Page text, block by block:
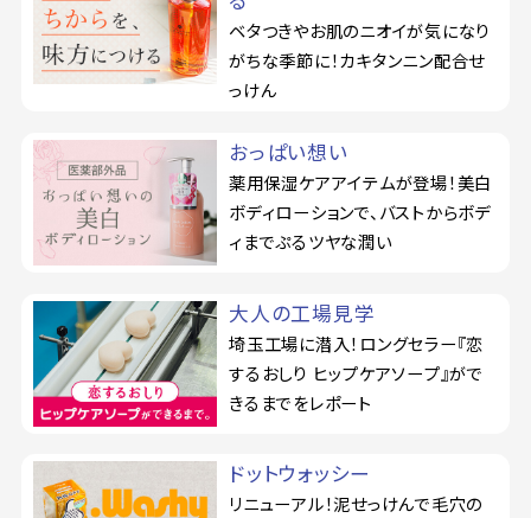
ベタつきやお肌のニオイが気になり
がちな季節に！カキタンニン配合せ
っけん
おっぱい想い
薬用保湿ケアアイテムが登場！美白
ボディローションで、バストからボデ
ィまでぷるツヤな潤い
大人の工場見学
埼玉工場に潜入！ロングセラー『恋
するおしり ヒップケアソープ』がで
きるまでをレポート
ドットウォッシー
リニューアル！泥せっけんで毛穴の